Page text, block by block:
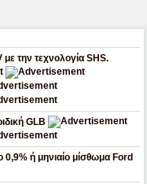
την τεχνολογία SHS.
GLB
ή μηνιαίο μίσθωμα Ford